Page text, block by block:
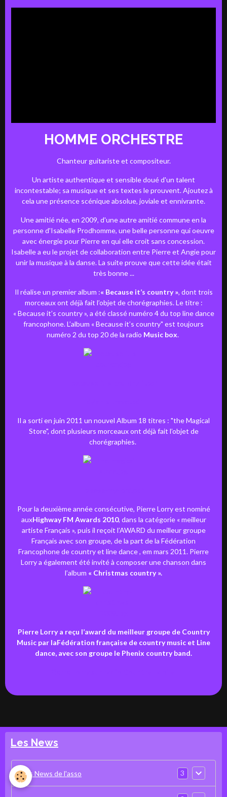
HOMME ORCHESTRE
Chanteur guitariste et compositeur.
Un artiste authentique et sensible doué d'un talent
incontestable; sa musique et ses textes le prouvent. Ajoutez à
cela une présence scénique absolue, joviale et ennivrante.
Une amitié née, en 2009, d'une autre amitié commune en la
personne d'Isabelle Prodhomme, une belle personne qui oeuvre
avec énergie pour Pierre en qui elle croit sans concession.
Isabelle a eu le projet de collaboration entre Pierre et Angie pour
unir la musique à la danse. La suite prouve que cette idée était
très bonne ...
Il réalise un premier album :« Because it’s country », dont trois
morceaux ont déjà fait l’objet de chorégraphies. Le titre :
« Because it’s country », a été classé numéro 4 du top line dance
francophone. L’album « Because it’s country" est toujours
numéro 2 du top 20 de la radio Music box.
Il a sorti en juin 2011 un nouvel Album 18 titres : "the Magical
Store", dont plusieurs morceaux ont déjà fait l’objet de
chorégraphies.
Pour la deuxième année consécutive, Pierre Lorry est nominé
auxHighway FM Awards 2010, dans la catégorie « meilleur
artiste Français », puis il reçoit l’AWARD du meilleur groupe
Français avec son groupe, de la part de la Fédération
Francophone de country et line dance , em mars 2011. Pierre
Lorry a également été invité à composer une chanson dans
l’album « Christmas country ».
Pierre Lorrya reçu l’award du meilleur groupe de Country
Music par laFédération française de country music et Line
dance, avec son groupe le Phenix country band.
Les News
Les News de l'asso 3